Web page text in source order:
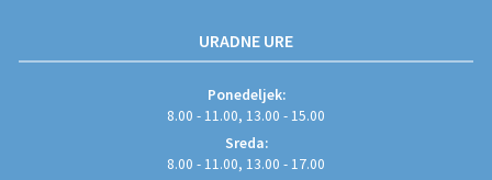
URADNE URE
Ponedeljek:
8.00 - 11.00, 13.00 - 15.00
Sreda:
8.00 - 11.00, 13.00 - 17.00